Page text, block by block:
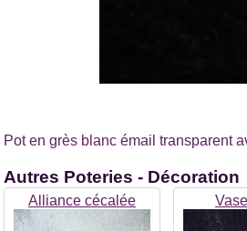
Pot en grès blanc émail transparent
Autres Poteries - Décoration
Alliance cécalée